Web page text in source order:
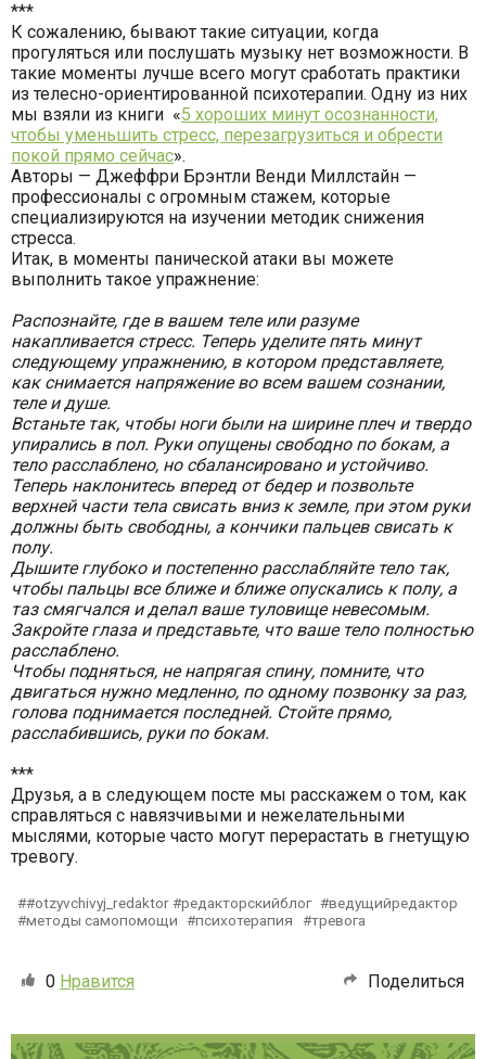
***
К сожалению, бывают такие ситуации, когда
прогуляться или послушать музыку нет возможности. В
такие моменты лучше всего могут сработать практики
из телесно-ориентированной психотерапии. Одну из них
мы взяли из книги «5 хороших минут осознанности,
чтобы уменьшить стресс, перезагрузиться и обрести
покой прямо сейчас».
Авторы — Джеффри Брэнтли Венди Миллстайн —
профессионалы с огромным стажем, которые
специализируются на изучении методик снижения
стресса.
Итак, в моменты панической атаки вы можете
выполнить такое упражнение:
Распознайте, где в вашем теле или разуме
накапливается стресс. Теперь уделите пять минут
следующему упражнению, в котором представляете,
как снимается напряжение во всем вашем сознании,
теле и душе.
Встаньте так, чтобы ноги были на ширине плеч и твердо
упирались в пол. Руки опущены свободно по бокам, а
тело расслаблено, но сбалансировано и устойчиво.
Теперь наклонитесь вперед от бедер и позвольте
верхней части тела свисать вниз к земле, при этом руки
должны быть свободны, а кончики пальцев свисать к
полу.
Дышите глубоко и постепенно расслабляйте тело так,
чтобы пальцы все ближе и ближе опускались к полу, а
таз смягчался и делал ваше туловище невесомым.
Закройте глаза и представьте, что ваше тело полностью
расслаблено.
Чтобы подняться, не напрягая спину, помните, что
двигаться нужно медленно, по одному позвонку за раз,
голова поднимается последней. Стойте прямо,
расслабившись, руки по бокам.
***
Друзья, а в следующем посте мы расскажем о том, как
справляться с навязчивыми и нежелательными
мыслями, которые часто могут перерастать в гнетущую
тревогу.
#otzyvchivyj_redaktor #редакторскийблог
ведущийредактор
методы самопомощи
психотерапия тревога
0 Нравится Поделиться